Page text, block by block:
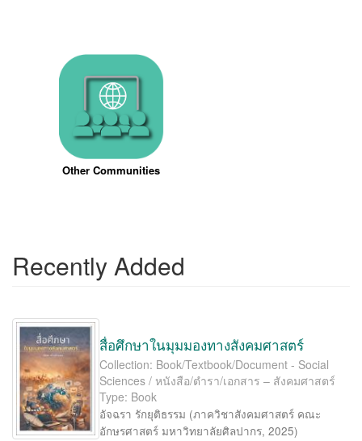
Other Communities
Recently Added
สื่อศึกษาในมุมมองทางสังคมศาสตร์
Collection: Book/Textbook/Document - Social
Sciences / หนังสือ/ตำรา/เอกสาร – สังคมศาสตร์
Type: Book
อัจฉรา รักยุติธรรม (ภาควิชาสังคมศาสตร์ คณะ
อักษรศาสตร์ มหาวิทยาลัยศิลปากร, 2025)